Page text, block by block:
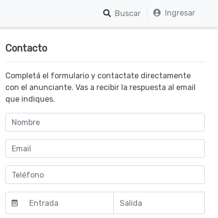
Buscar Ingresar
Contacto
Completá el formulario y contactate directamente
con el anunciante. Vas a recibir la respuesta al email
que indiques.
Agosto
lun mar mié jue vie sáb m
Agosto
lun r é jue vie b m